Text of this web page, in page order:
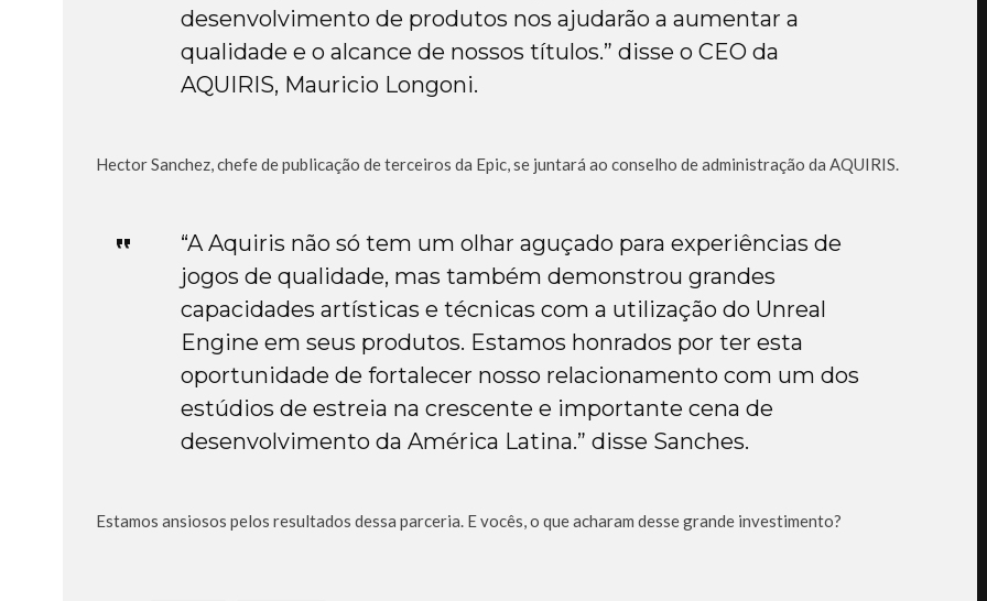
desenvolvimento de produtos nos ajudarão a aumentar a
qualidade e o alcance de nossos títulos.” disse o CEO da
AQUIRIS, Mauricio Longoni.
Hector Sanchez, chefe de publicação de terceiros da Epic, se juntará ao conselho de administração da AQUIRIS.
“A Aquiris não só tem um olhar aguçado para experiências de
jogos de qualidade, mas também demonstrou grandes
capacidades artísticas e técnicas com a utilização do Unreal
Engine em seus produtos. Estamos honrados por ter esta
oportunidade de fortalecer nosso relacionamento com um dos
estúdios de estreia na crescente e importante cena de
desenvolvimento da América Latina.” disse Sanches.
Estamos ansiosos pelos resultados dessa parceria. E vocês, o que acharam desse grande investimento?